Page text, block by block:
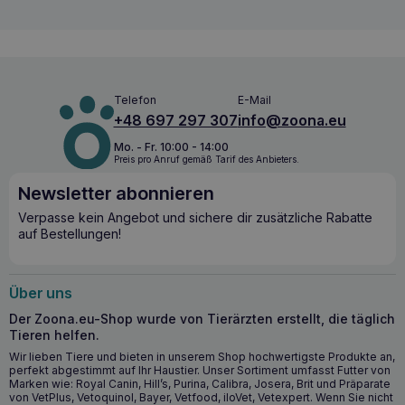
sich durch seine ausgewogene Zusammensetzung aus, die
auf die besonderen Ernährungsbedürfnisse von Welpen
großer und riesiger Rassen zugeschnitten ist. Eine einzige
Proteinquelle aus Lachsfleisch unterstützt den
Muskelaufbau und minimiert gleichzeitig das Allergierisiko.
künstlichen Zusatzstoffen ist, eignet sich hervorragend für
sorgt für eine harmonische Entwicklung der Knochen,
Gelenke und des Nervensystems dank des genau
Die wichtigsten gesundheitlichen Vorteile
Leicht verdauliches Lachsprotein unterstützt die
gesunde Entwicklung von Muskeln und Gewebe.
Die getreide- und glutenfreie Rezeptur minimiert das
Risiko von Nahrungsmittelallergien.
Telefon
+48 697 297 307
E-Mail
info@zoona.eu
Mo. - Fr. 10:00 - 14:00
Preis pro Anruf gemäß Tarif des Anbieters.
Newsletter abonnieren
Verpasse kein Angebot und sichere dir zusätzliche Rabatte
auf Bestellungen!
Über uns
Der Zoona.eu-Shop wurde von Tierärzten erstellt, die täglich
Tieren helfen.
Wir lieben Tiere und bieten in unserem Shop hochwertigste Produkte an,
perfekt abgestimmt auf Ihr Haustier. Unser Sortiment umfasst Futter von
Marken wie: Royal Canin, Hill’s, Purina, Calibra, Josera, Brit und Präparate
von VetPlus, Vetoquinol, Bayer, Vetfood, iloVet, Vetexpert. Wenn Sie nicht